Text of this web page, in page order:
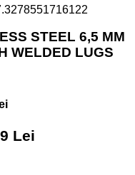
STEEL 6,5 MM
WELDED LUGS
Lei